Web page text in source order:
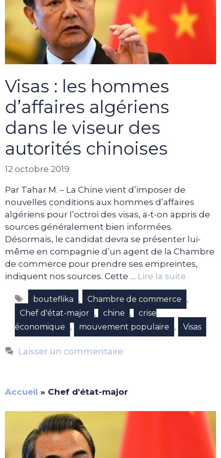
Visas : les hommes
d’affaires algériens
dans le viseur des
autorités chinoises
12 octobre 2019
Par Tahar M. – La Chine vient d’imposer de
nouvelles conditions aux hommes d’affaires
algériens pour l’octroi des visas, a-t-on appris de
sources généralement bien informées.
Désormais, le candidat devra se présenter lui-
même en compagnie d’un agent de la Chambre
de commerce pour prendre ses empreintes,
indiquent nos sources. Cette … Lire la suite
Étiquettes
bouteflika , Chambre de commerce ,
Chef d'état-major , chine ,
crise
économique
, mouvement populaire , Visas
Laisser un commentaire
Accueil » Chef d'état-major